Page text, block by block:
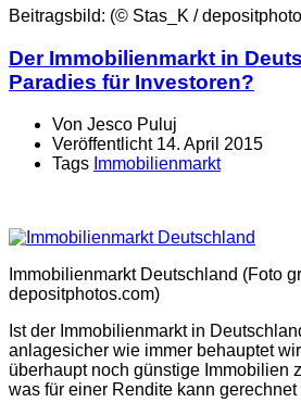
Beitragsbild: (© Stas_K /
Der Immobilienmarkt in
Paradies für Investoren?
Von Jesco Puluj
Veröffentlicht14. April 2015
Tags Immobilienmarkt
Immobilienmarkt Deutschland (Foto
depositphotos.com)
Ist der Immobilienmarkt in
anlagesicher wie immer behauptet
überhaupt noch günstige Immobilien
was für einer Rendite kann